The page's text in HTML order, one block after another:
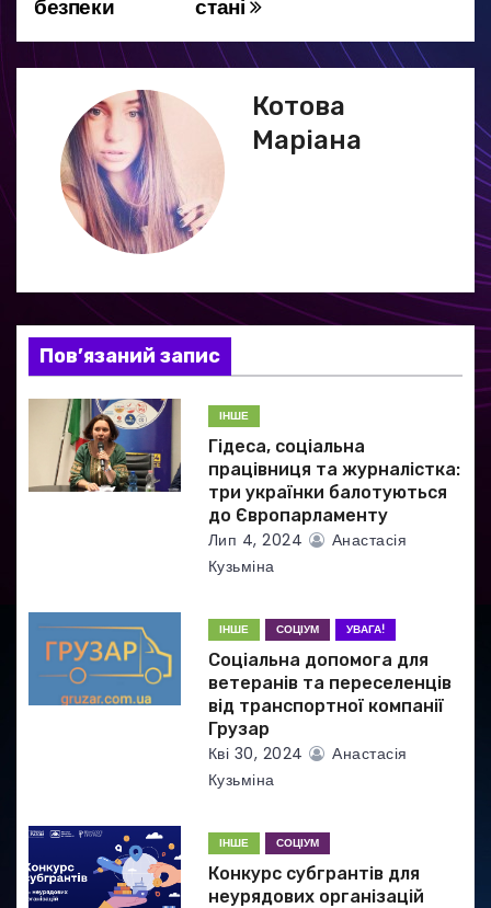
в
і
я
з
а
и
в
стані
безпеки
Котова
Маріана
Пов’язаний запис
ІНШЕ
Гідеса, соціальна
працівниця та журналістка:
три українки балотуються
до Європарламенту
Лип 4, 2024
Анастасія
Кузьміна
ІНШЕ СОЦІУМ УВАГА!
Соціальна допомога для
ветеранів та переселенців
від транспортної компанії
Грузар
Кві 30, 2024
Анастасія
Кузьміна
ІНШЕ СОЦІУМ
Конкурс субгрантів для
неурядових організацій